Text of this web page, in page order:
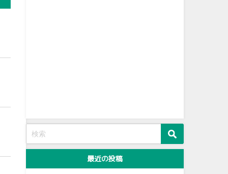
最近の投稿